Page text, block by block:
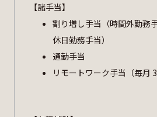
【諸手当】
割り増し手当（時間外勤務
休日勤務手当）
通勤手当
リモートワーク手当（毎月